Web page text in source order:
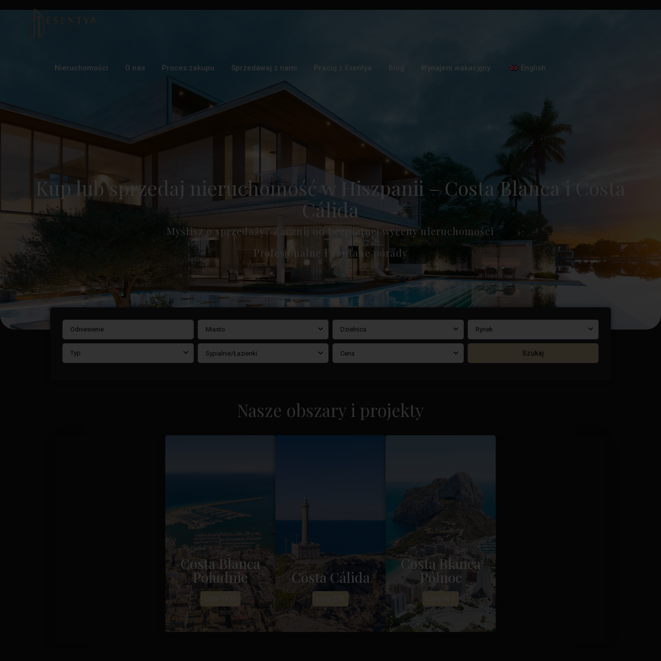
Nieruchomości O nas Proces zakupu Sprzedawaj z nami Pracuj z Esentya Blog Wynajem wakacyjny English
Kup lub sprzedaj nieruchomość w Hiszpanii – Costa Blanca i Costa
Cálida
Myślisz o sprzedaży? Zacznij od bezpłatnej wyceny nieruchomości
Profesjonalne i zaufane porady
Miasto Dzielnica Rynek
Typ Sypialnie/Łazienki Cena Szukaj
Nasze obszary i projekty
Costa Blanca
Południe Costa Cálida
Costa Blanca
Północ